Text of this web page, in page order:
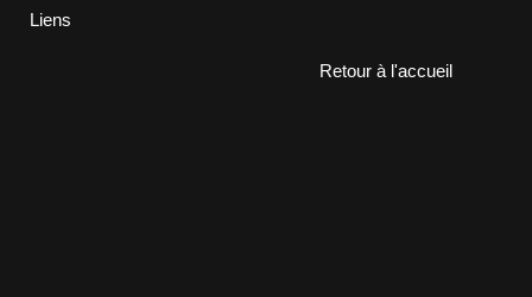
Liens
Retour à l'accueil